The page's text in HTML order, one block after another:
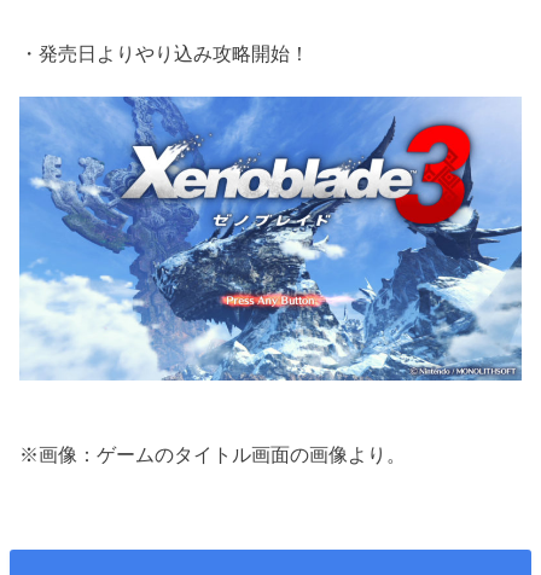
・発売日よりやり込み攻略開始！
※画像：ゲームのタイトル画面の画像より。